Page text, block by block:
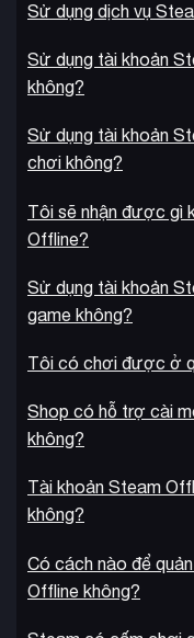
dung, Dynasty
trong những tựa game
Sử dụng dịch vụ
Sử dụng tài khoản
không?
Sử dụng tài khoản
chơi không?
Tôi sẽ nhận được gì
Offline?
Sử dụng tài khoản
game không?
Tôi có chơi được ở
Shop có hỗ trợ cài
không?
Tài khoản Steam
không?
Có cách nào để
Offline không?